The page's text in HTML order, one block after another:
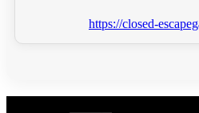
https://closed-